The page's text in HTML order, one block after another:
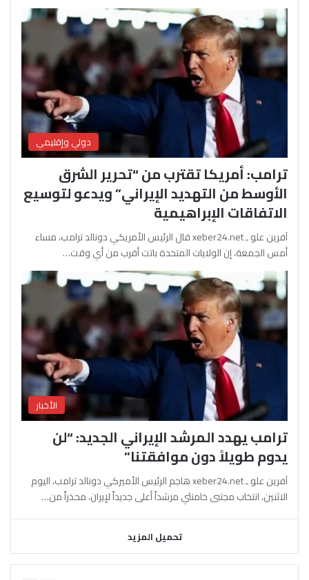
دولي وإقليمي
ترامب: أمريكا تقترب من “تحرير الشرق
الأوسط من التهديد الإيراني” ويدعو لتوسيع
الاتفاقات الإبراهيمية
آفرين علو ـ xeber24.net قال الرئيس الأمريكي دونالد ترامب، مساء
أمس الجمعة، إن الولايات المتحدة باتت أقرب من أي وقت…
الأخبار
ترامب يهدد المرشد الإيراني الجديد: “لن
يدوم طويلاً دون موافقتنا”
آفرين علو ـ xeber24.net هاجم الرئيس الأميركي دونالد ترامب، اليوم
الاثنين، انتخاب مجتبى خامنئي مرشداً أعلى جديداً لإيران، محذراً من…
تحميل المزيد